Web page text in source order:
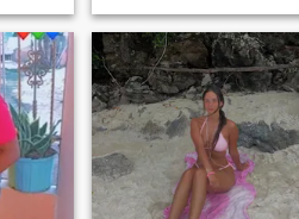
ich mich in einer Beziehung.
Ich will einem ernsten Mann
nahe sein, der sich
verpflichtet, auf mich
aufzupassen und mir nie
wehzutun. Ich strebe in
Beziehungen nach Loyalität
und Ehrlichkeit, daher zeige
ich diese Qualitäten immer
selbst. Wenn ich Liebe fühle,
versuche ich, jede